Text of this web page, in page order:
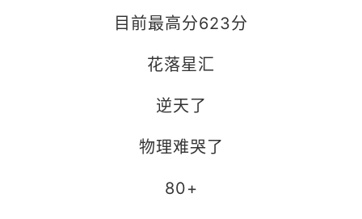
目前最高分623分
花落星汇
逆天了
物理难哭了
80+